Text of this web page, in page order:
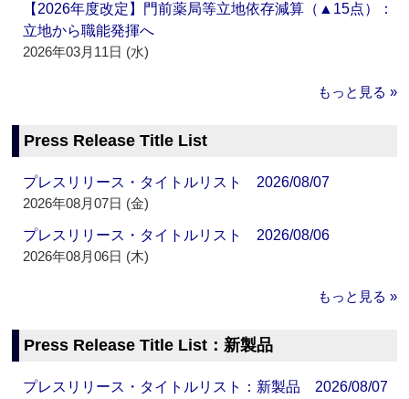
【2026年度改定】門前薬局等立地依存減算（▲15点）：
立地から職能発揮へ
2026年03月11日 (水)
もっと見る »
Press Release Title List
プレスリリース・タイトルリスト 2026/08/07
2026年08月07日 (金)
プレスリリース・タイトルリスト 2026/08/06
2026年08月06日 (木)
もっと見る »
Press Release Title List：新製品
プレスリリース・タイトルリスト：新製品 2026/08/07